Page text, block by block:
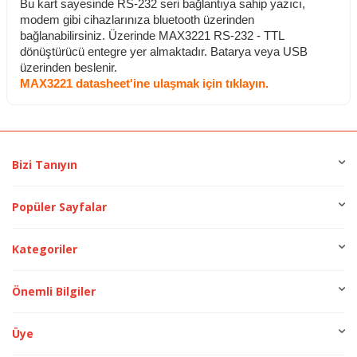
Bu kart sayesinde RS-232 seri bağlantıya sahip yazıcı,
modem gibi cihazlarınıza bluetooth üzerinden
bağlanabilirsiniz. Üzerinde MAX3221 RS-232 - TTL
dönüştürücü entegre yer almaktadır. Batarya veya USB
üzerinden beslenir.
MAX3221 datasheet'ine ulaşmak için tıklayın.
Bizi Tanıyın
Popüler Sayfalar
Kategoriler
Önemli Bilgiler
Üye